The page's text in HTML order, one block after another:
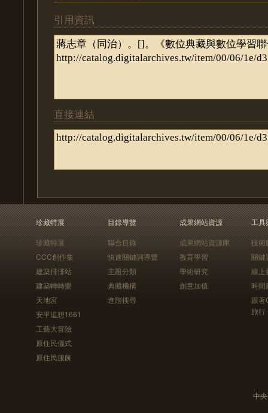
引用資訊
直接連結
珍藏特展
珍藏特展
CCC創作集
建築排排站
建築轉轉樂
天地宮
安平追想1661
工藝大冒險
原住民儀式
原住民服飾
目錄導覽
聯合目錄
快速關鍵詞導覽
主題分類
典藏機構
進階搜尋
成果網站資源
成果網站資源庫
教育學習
學術研究
創意加值
工具
技術
關鍵
線上
時間
跟
旅行
中